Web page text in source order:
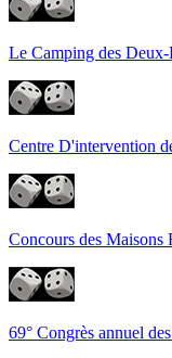
Le Camping des Deux-
Centre D'intervention
Concours des Maisons
69° Congrès annuel